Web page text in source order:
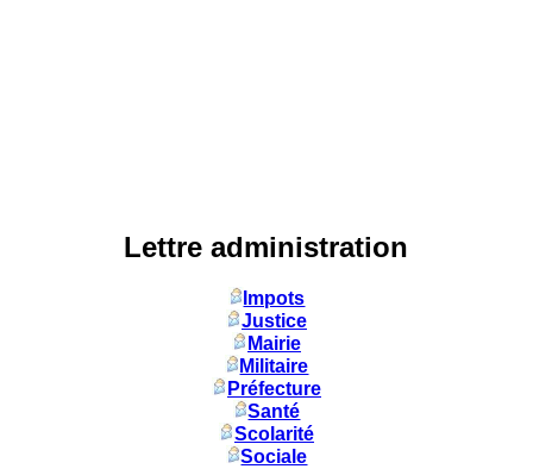
Lettre administration
Impots
Justice
Mairie
Militaire
Préfecture
Santé
Scolarité
Sociale